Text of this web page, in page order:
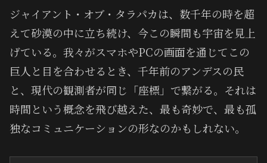
ジャイアント・オブ・タラパカは、数千年の時を超
えて砂漠の中に立ち続け、今この瞬間も宇宙を見上
げている。我々がスマホやPCの画面を通じてこの
巨人と目を合わせるとき、千年前のアンデスの民
と、現代の観測者が同じ「座標」で繋がる。それは
時間という概念を飛び越えた、最も奇妙で、最も孤
独なコミュニケーションの形なのかもしれない。